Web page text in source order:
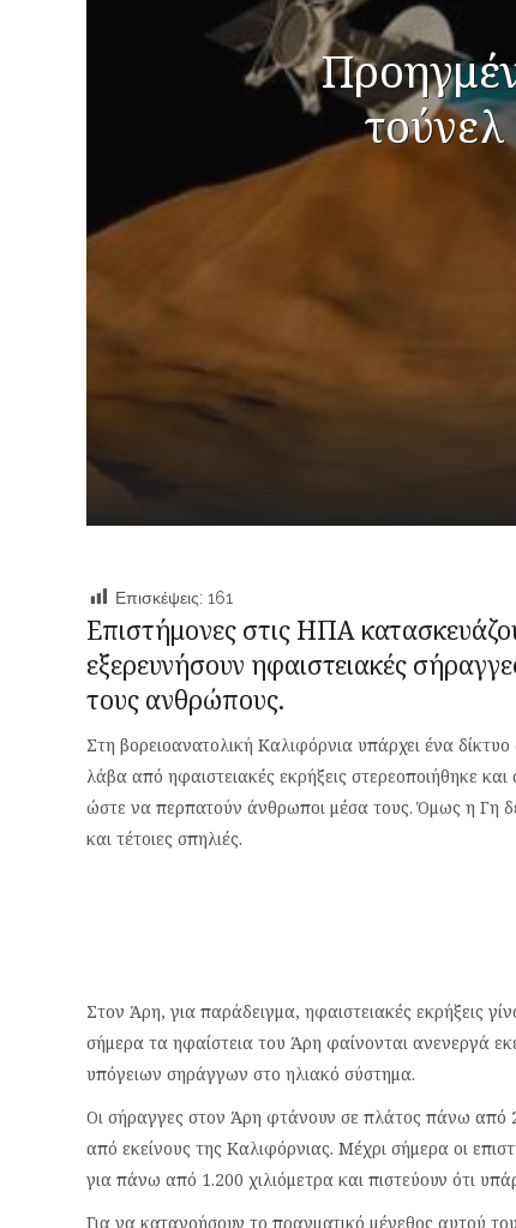
Επισκέψεις: 161
Επιστήμονες στις ΗΠΑ
εξερευνήσουν ηφαιστειακές
τους ανθρώπους.
Στη βορειοανατολική Καλιφόρνια υπάρχει ένα
λάβα από ηφαιστειακές εκρήξεις στερεοποιήθηκε
ώστε να περπατούν άνθρωποι μέσα τους. Όμως η Γη
και τέτοιες σπηλιές.
Στον Άρη, για παράδειγμα, ηφαιστειακές εκρήξεις
σήμερα τα ηφαίστεια του Άρη φαίνονται ανενεργά
υπόγειων σηράγγων στο ηλιακό σύστημα.
Οι σήραγγες στον Άρη φτάνουν σε πλάτος πάνω από
από εκείνους της Καλιφόρνιας. Μέχρι σήμερα οι
για πάνω από 1.200 χιλιόμετρα και πιστεύουν ότι
Για να κατανοήσουν το πραγματικό μέγεθος αυτού